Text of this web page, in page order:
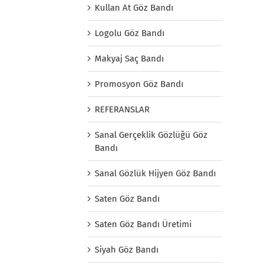
Kullan At Göz Bandı
Logolu Göz Bandı
Makyaj Saç Bandı
Promosyon Göz Bandı
REFERANSLAR
Sanal Gerçeklik Gözlüğü Göz
Bandı
Sanal Gözlük Hijyen Göz Bandı
Saten Göz Bandı
Saten Göz Bandı Üretimi
Siyah Göz Bandı